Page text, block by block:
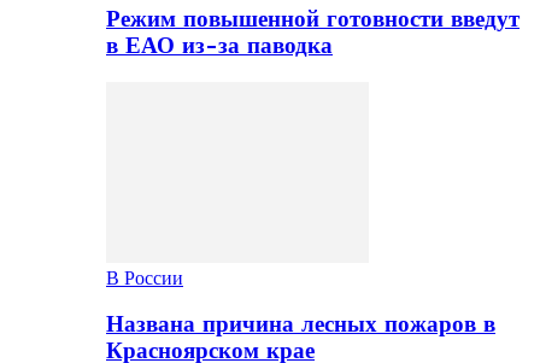
Режим повышенной готовности введут
в ЕАО из-за паводка
В России
Названа причина лесных пожаров в
Красноярском крае